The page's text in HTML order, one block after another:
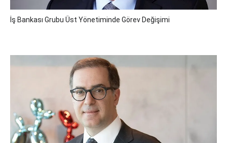
İş Bankası Grubu Üst Yönetiminde Görev Değişimi